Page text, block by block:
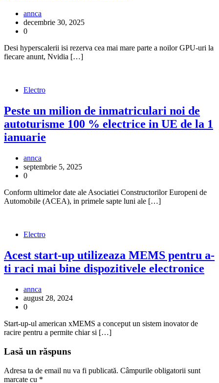
annca
decembrie 30, 2025
0
Desi hyperscalerii isi rezerva cea mai mare parte a noilor GPU-uri la
fiecare anunt, Nvidia […]
Electro
Peste un milion de inmatriculari noi de
autoturisme 100 % electrice in UE de la 1
ianuarie
annca
septembrie 5, 2025
0
Conform ultimelor date ale Asociatiei Constructorilor Europeni de
Automobile (ACEA), in primele sapte luni ale […]
Electro
Acest start-up utilizeaza MEMS pentru a-
ti raci mai bine dispozitivele electronice
annca
august 28, 2024
0
Start-up-ul american xMEMS a conceput un sistem inovator de
racire pentru a permite chiar si […]
Lasă un răspuns
Adresa ta de email nu va fi publicată. Câmpurile obligatorii sunt
marcate cu *